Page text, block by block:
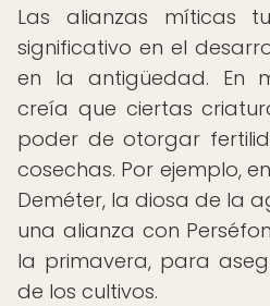
Las alianzas míticas
significativo en el
en la antigüedad. En
creía que ciertas
poder de otorgar
cosechas. Por ejemplo,
Deméter, la diosa de la
una alianza con
la primavera, para
de los cultivos.